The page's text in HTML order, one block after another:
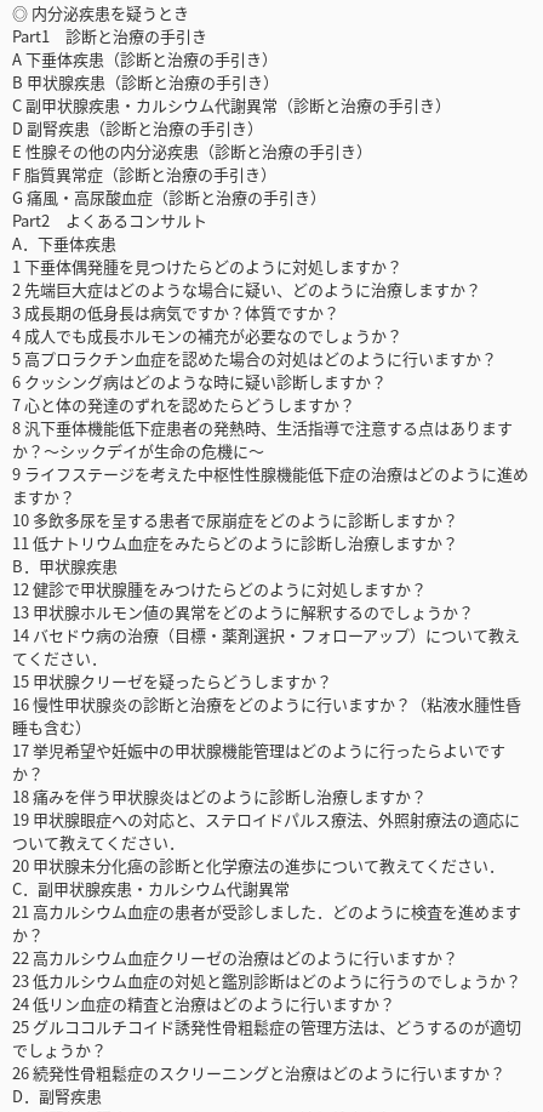
◎ 内分泌疾患を疑うとき
Part1 診断と治療の手引き
A 下垂体疾患（診断と治療の手引き）
B 甲状腺疾患（診断と治療の手引き）
C 副甲状腺疾患・カルシウム代謝異常（診断と治療の手引き）
D 副腎疾患（診断と治療の手引き）
E 性腺その他の内分泌疾患（診断と治療の手引き）
F 脂質異常症（診断と治療の手引き）
G 痛風・高尿酸血症（診断と治療の手引き）
Part2 よくあるコンサルト
A．下垂体疾患
1 下垂体偶発腫を見つけたらどのように対処しますか？
2 先端巨大症はどのような場合に疑い、どのように治療しますか？
3 成長期の低身長は病気ですか？体質ですか？
4 成人でも成長ホルモンの補充が必要なのでしょうか？
5 高プロラクチン血症を認めた場合の対処はどのように行いますか？
6 クッシング病はどのような時に疑い診断しますか？
7 心と体の発達のずれを認めたらどうしますか？
8 汎下垂体機能低下症患者の発熱時、生活指導で注意する点はあります
か？～シックデイが生命の危機に～
9 ライフステージを考えた中枢性性腺機能低下症の治療はどのように進め
ますか？
10 多飲多尿を呈する患者で尿崩症をどのように診断しますか？
11 低ナトリウム血症をみたらどのように診断し治療しますか？
B．甲状腺疾患
12 健診で甲状腺腫をみつけたらどのように対処しますか？
13 甲状腺ホルモン値の異常をどのように解釈するのでしょうか？
14 バセドウ病の治療（目標・薬剤選択・フォローアップ）について教え
てください．
15 甲状腺クリーゼを疑ったらどうしますか？
16 慢性甲状腺炎の診断と治療をどのように行いますか？（粘液水腫性昏
睡も含む）
17 挙児希望や妊娠中の甲状腺機能管理はどのように行ったらよいです
か？
18 痛みを伴う甲状腺炎はどのように診断し治療しますか？
19 甲状腺眼症への対応と、ステロイドパルス療法、外照射療法の適応に
ついて教えてください．
20 甲状腺未分化癌の診断と化学療法の進歩について教えてください．
C．副甲状腺疾患・カルシウム代謝異常
21 高カルシウム血症の患者が受診しました．どのように検査を進めます
か？
22 高カルシウム血症クリーゼの治療はどのように行いますか？
23 低カルシウム血症の対処と鑑別診断はどのように行うのでしょうか？
24 低リン血症の精査と治療はどのように行いますか？
25 グルココルチコイド誘発性骨粗鬆症の管理方法は、どうするのが適切
でしょうか？
26 続発性骨粗鬆症のスクリーニングと治療はどのように行いますか？
D．副腎疾患